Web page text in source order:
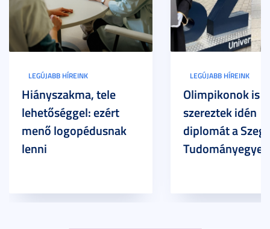
LEGÚJABB HÍREINK
Hiányszakma, tele
lehetőséggel: ezért
menő logopédusnak
lenni
LEGÚJABB HÍREINK
Olimpikonok is
szereztek idén
diplomát a